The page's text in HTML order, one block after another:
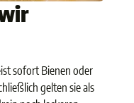
sofort Bienen oder
gelten sie als